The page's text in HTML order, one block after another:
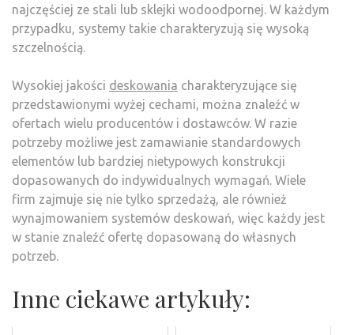
najczęściej ze stali lub sklejki wodoodpornej. W każdym
przypadku, systemy takie charakteryzują się wysoką
szczelnością.
Wysokiej jakości deskowania charakteryzujące się
przedstawionymi wyżej cechami, można znaleźć w
ofertach wielu producentów i dostawców. W razie
potrzeby możliwe jest zamawianie standardowych
elementów lub bardziej nietypowych konstrukcji
dopasowanych do indywidualnych wymagań. Wiele
firm zajmuje się nie tylko sprzedażą, ale również
wynajmowaniem systemów deskowań, więc każdy jest
w stanie znaleźć ofertę dopasowaną do własnych
potrzeb.
Inne ciekawe artykuły: